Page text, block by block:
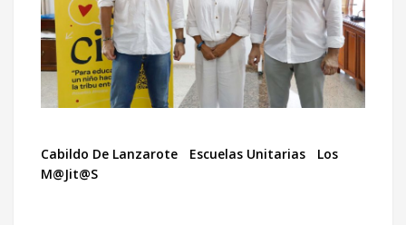
Cabildo De Lanzarote Escuelas Unitarias
Los
M@jit@s